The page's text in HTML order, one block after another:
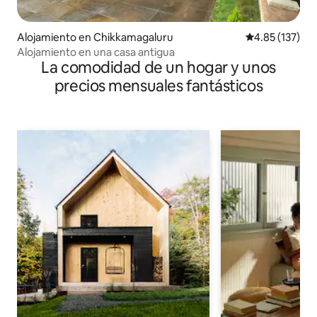
Alojamiento en Chikkamagaluru Calificación
4.85 (137)
Alojamiento en una casa antigua
La comodidad de un hogar y unos
precios mensuales fantásticos